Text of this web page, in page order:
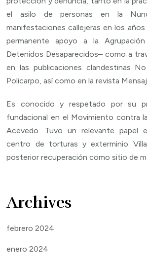
el asilo de personas en la
manifestaciones callejeras en los
permanente apoyo a la
Detenidos Desaparecidos– como a
en las publicaciones clandestinas
Policarpo, así como en la revista
Es conocido y respetado por su
fundacional en el Movimiento contra
Acevedo. Tuvo un relevante papel
centro de torturas y exterminio
posterior recuperación como sitio de
Archives
febrero 2024
enero 2024